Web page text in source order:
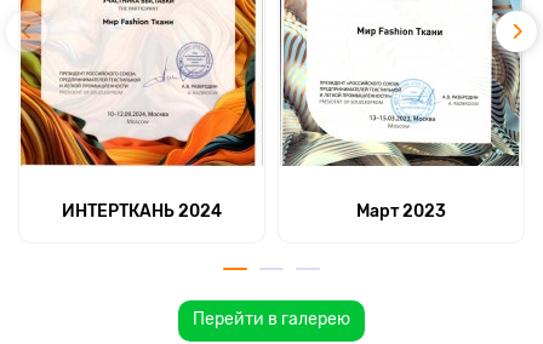
ИНТЕРТКАНЬ 2024 Март 2023
Перейти в галерею